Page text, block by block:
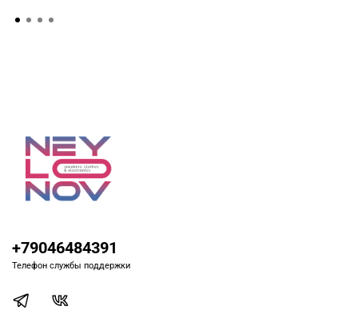
+79046484391
Телефон службы поддержки